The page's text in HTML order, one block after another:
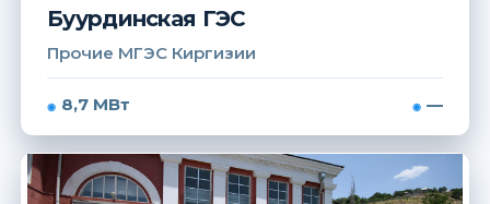
Буурдинская ГЭС
Прочие МГЭС Киргизии
8,7 МВт —